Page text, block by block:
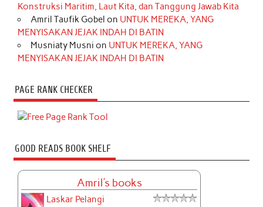
Konstruksi Maritim, Laut Kita, dan Tanggung Jawab Kita
Amril Taufik Gobel on UNTUK MEREKA, YANG
MENYISAKAN JEJAK INDAH DI BATIN
Musniaty Musni on UNTUK MEREKA, YANG
MENYISAKAN JEJAK INDAH DI BATIN
PAGE RANK CHECKER
GOOD READS BOOK SHELF
Amril's books
Laskar Pelangi